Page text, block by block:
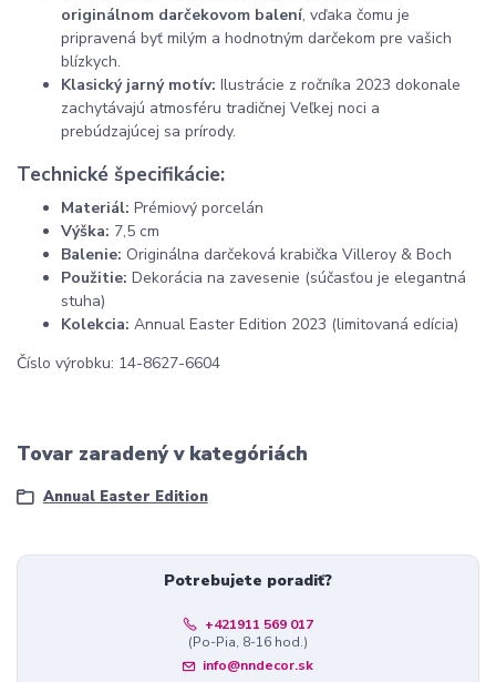
originálnom darčekovom balení, vďaka čomu je
pripravená byť milým a hodnotným darčekom pre vašich
blízkych.
Klasický jarný motív: Ilustrácie z ročníka 2023 dokonale
zachytávajú atmosféru tradičnej Veľkej noci a
prebúdzajúcej sa prírody.
Technické špecifikácie:
Materiál: Prémiový porcelán
Výška: 7,5 cm
Balenie: Originálna darčeková krabička Villeroy & Boch
Použitie: Dekorácia na zavesenie (súčasťou je elegantná
stuha)
Kolekcia: Annual Easter Edition 2023 (limitovaná edícia)
Číslo výrobku: 14-8627-6604
Tovar zaradený v kategóriách
Annual Easter Edition
Potrebujete poradiť?
+421911 569 017
(Po-Pia, 8-16 hod.)
info@nndecor.sk